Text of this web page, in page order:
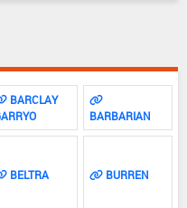
BARCLAY
BARBARIAN
BELTRA BURREN